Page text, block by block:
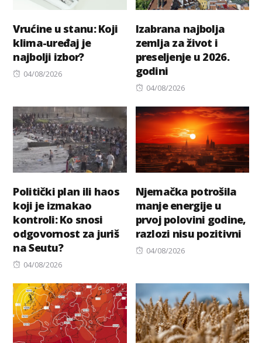
Vrućine u stanu: Koji
klima-uređaj je
najbolji izbor?
Posted
04/08/2026
Izabrana najbolja
zemlja za život i
preseljenje u 2026.
godini
Posted
04/08/2026
Politički plan ili haos
koji je izmakao
kontroli: Ko snosi
odgovornost za juriš
na Seutu?
Posted
04/08/2026
Njemačka potrošila
manje energije u
prvoj polovini godine,
razlozi nisu pozitivni
Posted
04/08/2026